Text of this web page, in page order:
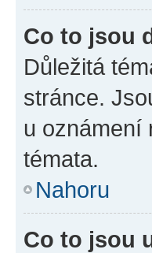
Co to jsou
Důležitá
stránce.
u oznámení
témata.
Nahoru
Co to jsou